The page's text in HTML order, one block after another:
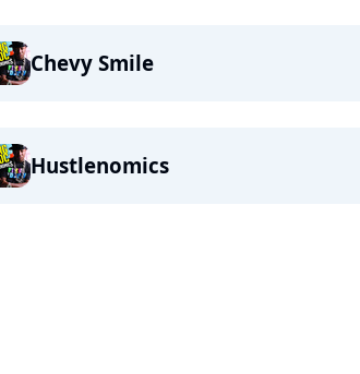
Chevy Smile
Hustlenomics